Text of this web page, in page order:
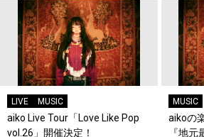
LIVE MUSIC
aiko Live Tour「Love Like Pop
vol.26」開催決定！
MUSIC
aikoの
『地